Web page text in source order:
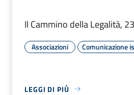
Il Cammino della Legalità,
Associazioni Comunicazione
LEGGI DI PIÙ